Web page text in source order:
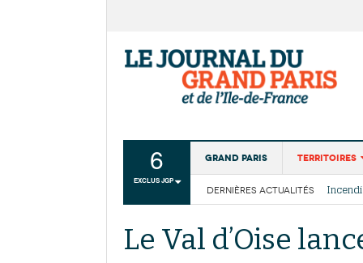
6
EXCLUS JGP
Grand Paris Territoires
Institutions
DERNIÈRES ACTUALITÉS
La
Le Val d’Oise